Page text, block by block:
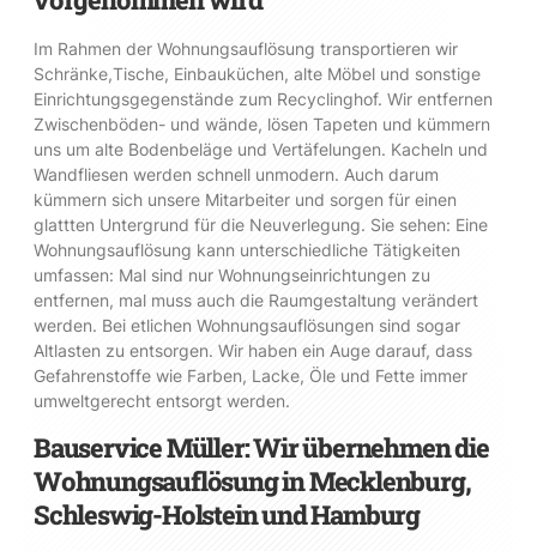
Im Rahmen der Wohnungsauflösung transportieren wir
Schränke,Tische, Einbauküchen, alte Möbel und sonstige
Einrichtungsgegenstände zum Recyclinghof. Wir entfernen
Zwischenböden- und wände, lösen Tapeten und kümmern
uns um alte Bodenbeläge und Vertäfelungen. Kacheln und
Wandfliesen werden schnell unmodern. Auch darum
kümmern sich unsere Mitarbeiter und sorgen für einen
glattten Untergrund für die Neuverlegung. Sie sehen: Eine
Wohnungsauflösung kann unterschiedliche Tätigkeiten
umfassen: Mal sind nur Wohnungseinrichtungen zu
entfernen, mal muss auch die Raumgestaltung verändert
werden. Bei etlichen Wohnungsauflösungen sind sogar
Altlasten zu entsorgen. Wir haben ein Auge darauf, dass
Gefahrenstoffe wie Farben, Lacke, Öle und Fette immer
umweltgerecht entsorgt werden.
Bauservice Müller: Wir übernehmen die
Wohnungsauflösung in Mecklenburg,
Schleswig-Holstein und Hamburg